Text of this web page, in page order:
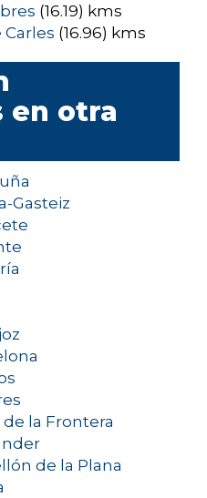
(16.19) kms
(16.96) kms
en otra
Gasteiz
la Frontera
de la Plana